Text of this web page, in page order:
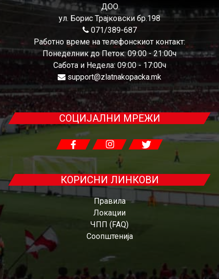
ДОО
ул. Борис Трајковски бр.198
071/389-687
Работно време на телефонскиот контакт:
Понеделник до Петок: 09:00 - 21:00ч
Сабота и Недела: 09:00 - 17:00ч
support@zlatnakopacka.mk
СОЦИЈАЛНИ МРЕЖИ
КОРИСНИ ЛИНКОВИ
Правила
Локации
ЧПП (FAQ)
Соопштенија